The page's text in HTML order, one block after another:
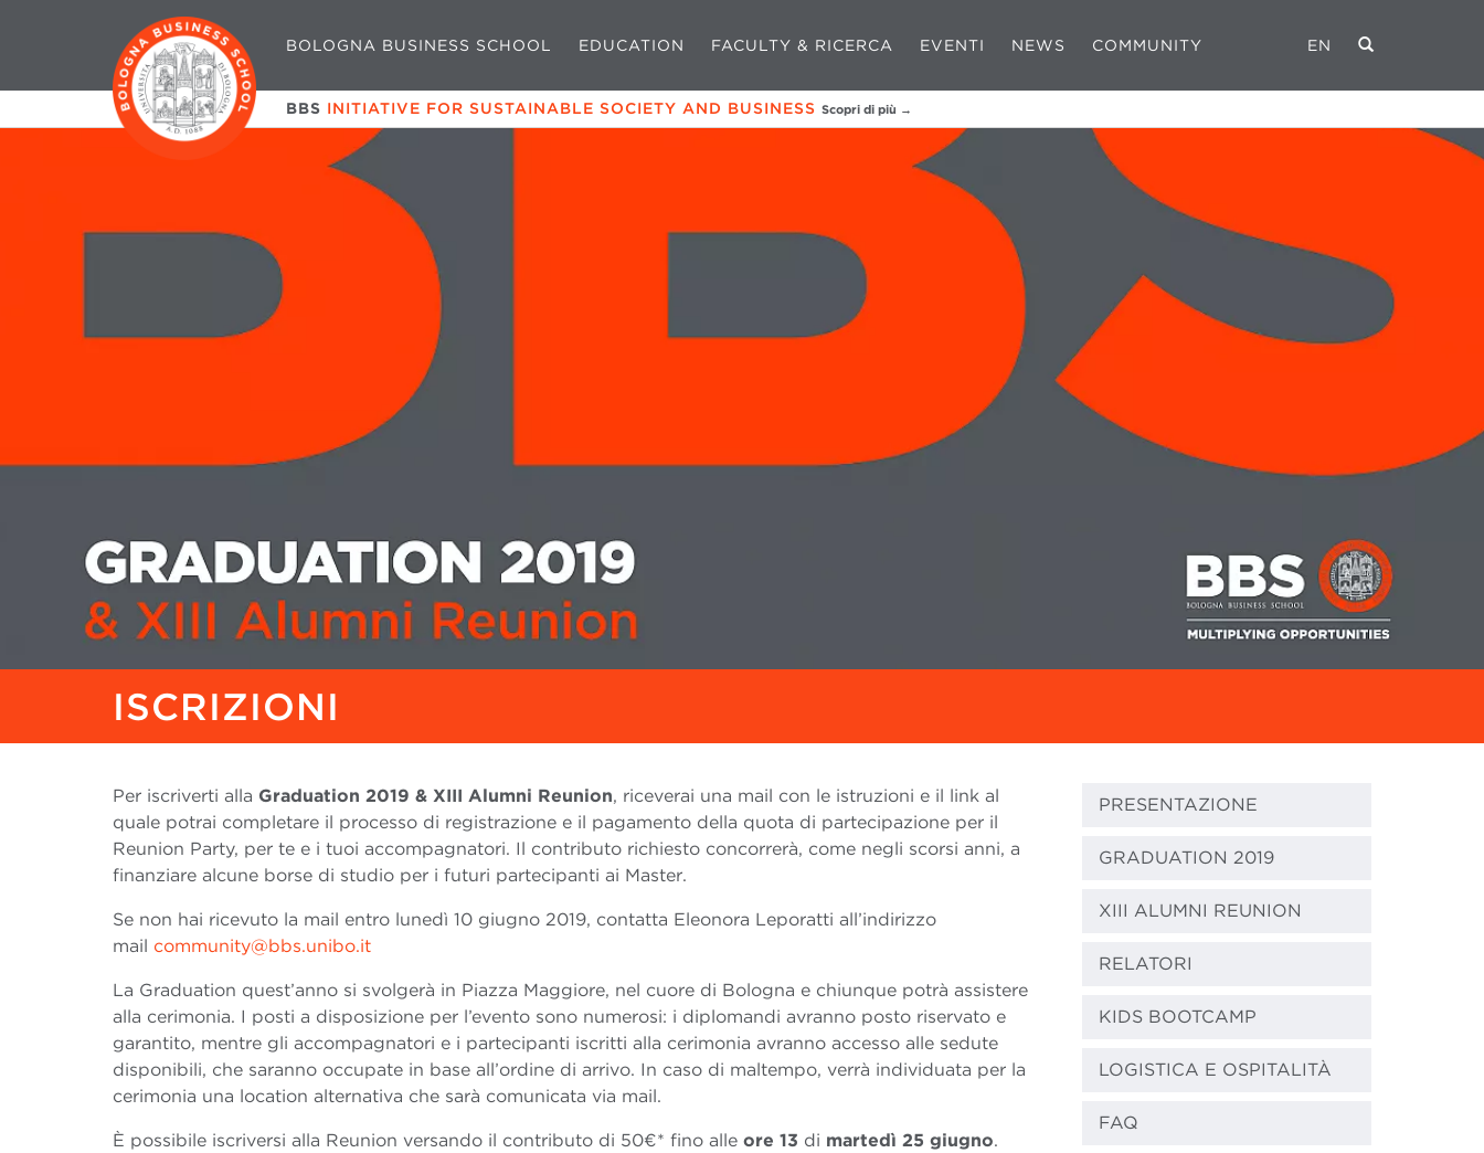
BOLOGNA BUSINESS SCHOOL EDUCATION FACULTY & RICERCA EVENTI NEWS COMMUNITY EN
BBS INITIATIVE FOR SUSTAINABLE SOCIETY AND BUSINESS Scopri di più →
ISCRIZIONI
Per iscriverti alla Graduation 2019 & XIII Alumni Reunion, riceverai una mail con le istruzioni e il link al
quale potrai completare il processo di registrazione e il pagamento della quota di partecipazione per il
Reunion Party, per te e i tuoi accompagnatori. Il contributo richiesto concorrerà, come negli scorsi anni, a
finanziare alcune borse di studio per i futuri partecipanti ai Master.
Se non hai ricevuto la mail entro lunedì 10 giugno 2019, contatta Eleonora Leporatti all’indirizzo
mail community@bbs.unibo.it
La Graduation quest’anno si svolgerà in Piazza Maggiore, nel cuore di Bologna e chiunque potrà assistere
alla cerimonia. I posti a disposizione per l’evento sono numerosi: i diplomandi avranno posto riservato e
garantito, mentre gli accompagnatori e i partecipanti iscritti alla cerimonia avranno accesso alle sedute
disponibili, che saranno occupate in base all’ordine di arrivo. In caso di maltempo, verrà individuata per la
cerimonia una location alternativa che sarà comunicata via mail.
È possibile iscriversi alla Reunion versando il contributo di 50€* fino alle ore 13 di martedì 25 giugno.
PRESENTAZIONE
GRADUATION 2019
XIII ALUMNI REUNION
RELATORI
KIDS BOOTCAMP
LOGISTICA E OSPITALITÀ
FAQ